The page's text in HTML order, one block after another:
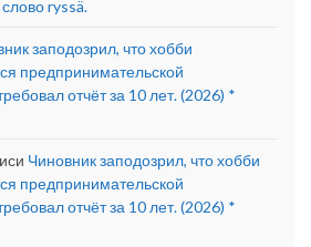
ryssä.
заподозрил, что хобби
предпринимательской
отчёт за 10 лет. (2026) *
Чиновник заподозрил, что хобби
предпринимательской
отчёт за 10 лет. (2026) *